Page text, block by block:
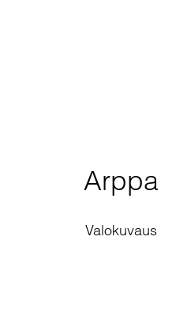
Arppa
Valokuvaus